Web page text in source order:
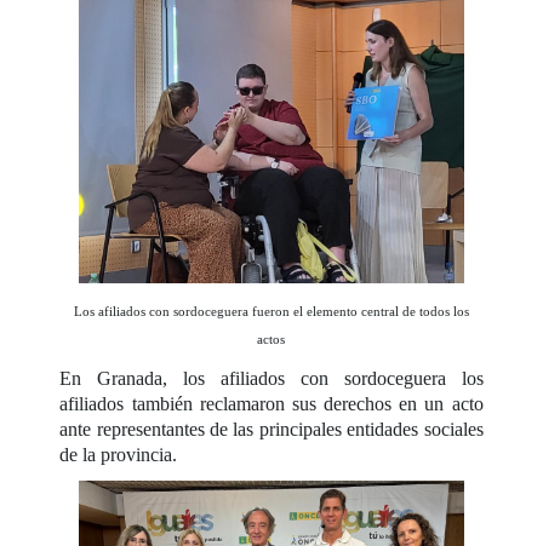
Los afiliados con sordoceguera fueron el elemento central de todos los
actos
En Granada, los afiliados con sordoceguera los
afiliados también reclamaron sus derechos en un acto
ante representantes de las principales entidades sociales
de la provincia.